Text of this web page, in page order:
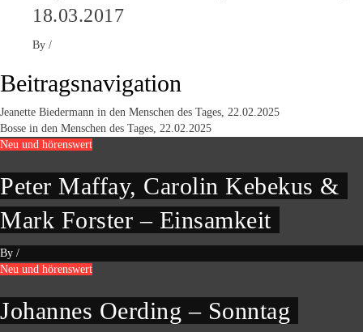
18.03.2017
By /
Beitragsnavigation
Jeanette Biedermann in den Menschen des Tages, 22.02.2025
Bosse in den Menschen des Tages, 22.02.2025
Neu und hörenswert
Peter Maffay, Carolin Kebekus &
Mark Forster – Einsamkeit
By /
Neu und hörenswert
Johannes Oerding – Sonntag